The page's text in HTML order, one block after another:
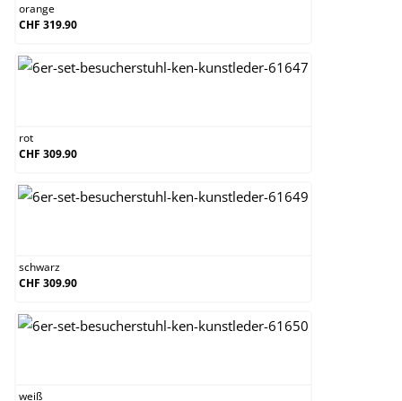
orange
CHF 319.90
rot
CHF 309.90
schwarz
CHF 309.90
weiß